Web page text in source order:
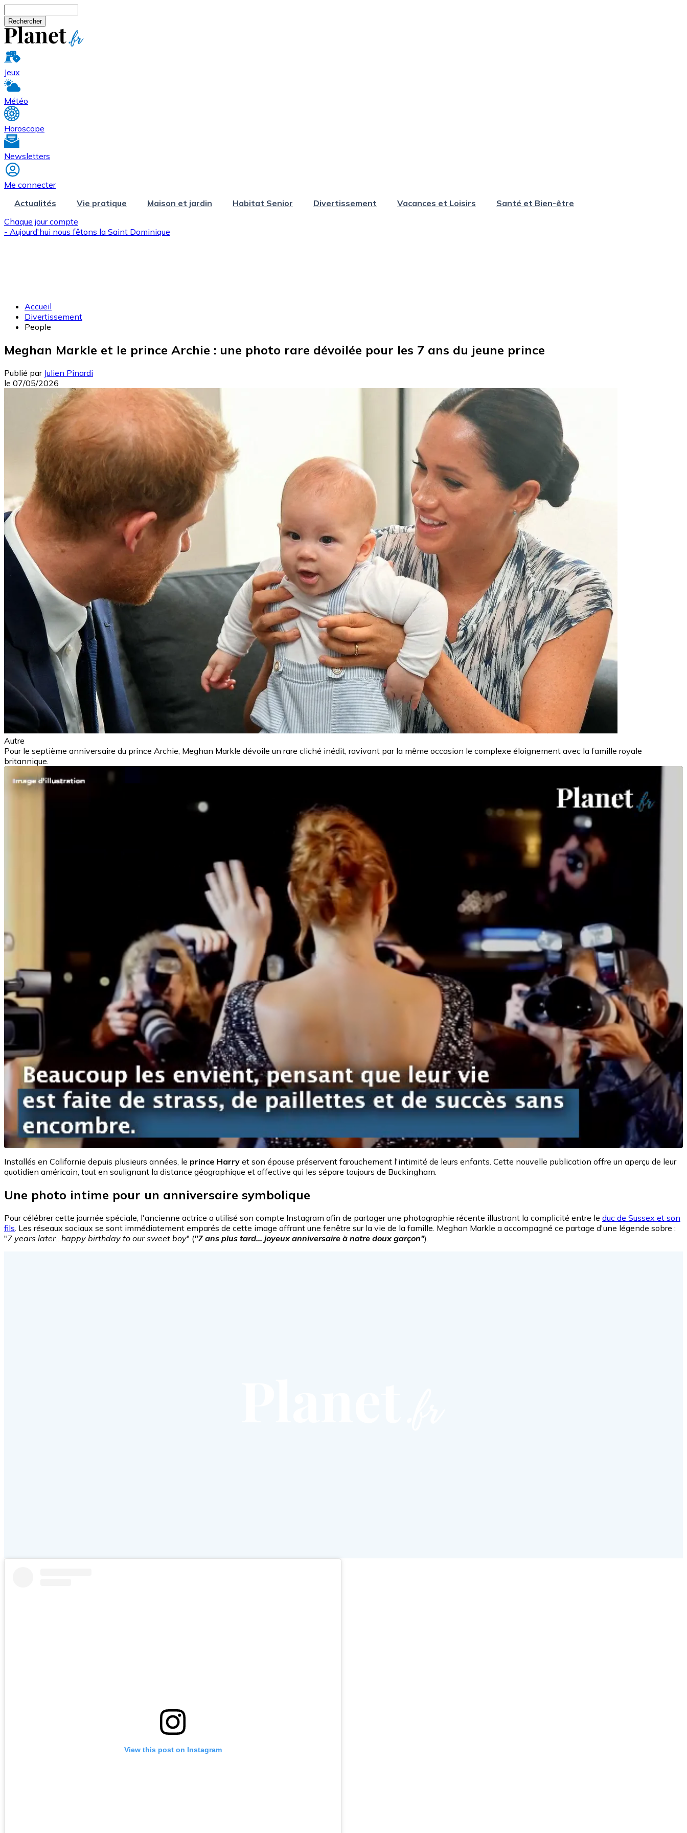
Jeux
Météo
Horoscope
Newsletters
Me connecter
Actualités
Vie pratique Maison et jardin Habitat Senior Divertissement Vacances et Loisirs
Santé et Bien-être
Chaque jour compte
- Aujourd'hui nous fêtons la Saint Dominique
Accueil
Divertissement
People
Meghan Markle et le prince Archie : une photo rare dévoilée pour les 7 ans du jeune prince
Publié par Julien Pinardi
le 07/05/2026
Autre
Pour le septième anniversaire du prince Archie, Meghan Markle dévoile un rare cliché inédit, ravivant par la même occasion le complexe éloignement avec la famille royale
britannique.
Installés en Californie depuis plusieurs années, le prince Harry et son épouse préservent farouchement l'intimité de leurs enfants. Cette nouvelle publication offre un aperçu de leur
quotidien américain, tout en soulignant la distance géographique et affective qui les sépare toujours de Buckingham.
Une photo intime pour un anniversaire symbolique
Pour célébrer cette journée spéciale, l'ancienne actrice a utilisé son compte Instagram afin de partager une photographie récente illustrant la complicité entre le duc de Sussex et son
fils . Les réseaux sociaux se sont immédiatement emparés de cette image offrant une fenêtre sur la vie de la famille. Meghan Markle a accompagné ce partage d'une légende sobre :
"7 years later…happy birthday to our sweet boy" ("7 ans plus tard... joyeux anniversaire à notre doux garçon").
View this post on Instagram